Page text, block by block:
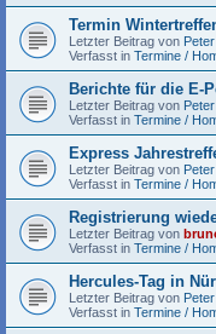
Termin
Letzter Beitrag von
Verfasst in Termine /
Berichte für die E-
Letzter Beitrag von
Verfasst in Termine /
Express
Letzter Beitrag von
Verfasst in Termine /
Registrierung
Letzter Beitrag von
Verfasst in Termine /
Hercules-Tag in
Letzter Beitrag von
Verfasst in Termine /